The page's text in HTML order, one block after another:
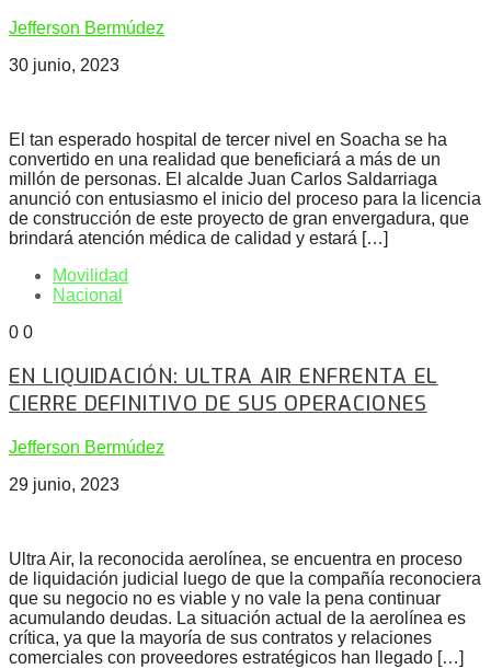
Jefferson Bermúdez
30 junio, 2023
El tan esperado hospital de tercer nivel en Soacha se ha
convertido en una realidad que beneficiará a más de un
millón de personas. El alcalde Juan Carlos Saldarriaga
anunció con entusiasmo el inicio del proceso para la licencia
de construcción de este proyecto de gran envergadura, que
brindará atención médica de calidad y estará […]
Movilidad
Nacional
0 0
EN LIQUIDACIÓN: ULTRA AIR ENFRENTA EL
CIERRE DEFINITIVO DE SUS OPERACIONES
Jefferson Bermúdez
29 junio, 2023
Ultra Air, la reconocida aerolínea, se encuentra en proceso
de liquidación judicial luego de que la compañía reconociera
que su negocio no es viable y no vale la pena continuar
acumulando deudas. La situación actual de la aerolínea es
crítica, ya que la mayoría de sus contratos y relaciones
comerciales con proveedores estratégicos han llegado […]